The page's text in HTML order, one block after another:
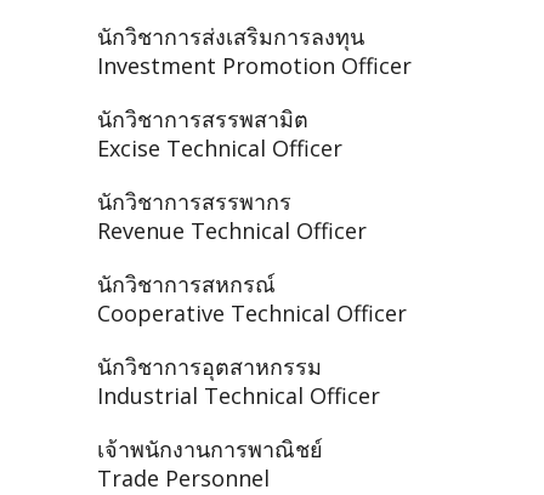
นักวิชาการส่งเสริมการลงทุน
Investment Promotion Officer
นักวิชาการสรรพสามิต
Excise Technical Officer
นักวิชาการสรรพากร
Revenue Technical Officer
นักวิชาการสหกรณ์
Cooperative Technical Officer
นักวิชาการอุตสาหกรรม
Industrial Technical Officer
เจ้าพนักงานการพาณิชย์
Trade Personnel